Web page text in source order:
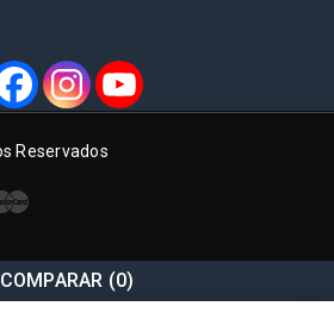
Reservados
COMPARAR (0)